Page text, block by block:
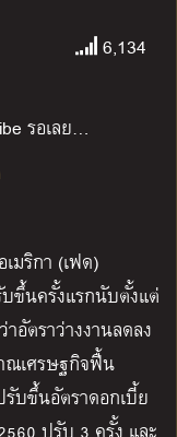
6,134
รอเลย…
มริกา (เฟด)
ขึ้นครั้งแรกนับตั้งแต่
อัตราว่างงานลดลง
ณเศรษฐกิจฟื้น
บขึ้นอัตราดอกเบี้ย